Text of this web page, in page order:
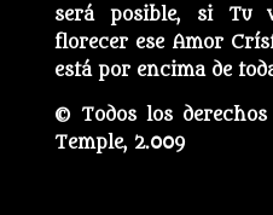
será posible, si Tu
florecer ese Amor
está por encima de
© Todos los derechos
Temple, 2.009